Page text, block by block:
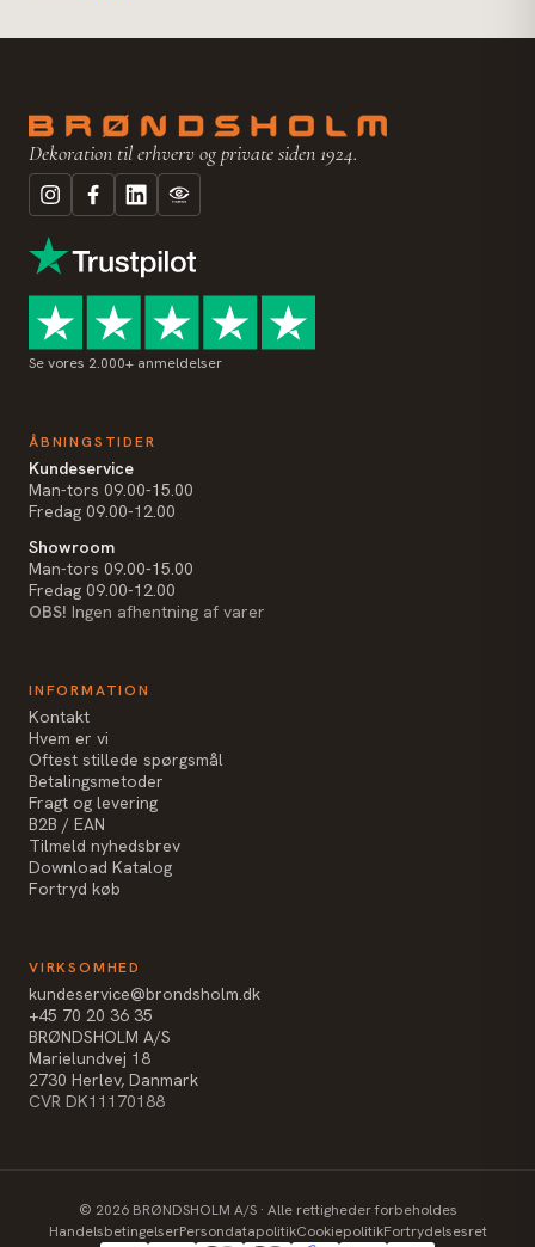
Dekoration til erhverv og private siden 1924.
Se vores 2.000+ anmeldelser
ÅBNINGSTIDER
Kundeservice
Man-tors 09.00-15.00
Fredag 09.00-12.00
Showroom
Man-tors 09.00-15.00
Fredag 09.00-12.00
OBS! Ingen afhentning af varer
INFORMATION
Kontakt
Hvem er vi
Oftest stillede spørgsmål
Betalingsmetoder
Fragt og levering
B2B / EAN
Tilmeld nyhedsbrev
Download Katalog
Fortryd køb
VIRKSOMHED
kundeservice@brondsholm.dk
+45 70 20 36 35
BRØNDSHOLM A/S
Marielundvej 18
2730 Herlev, Danmark
CVR DK11170188
© 2026BRØNDSHOLM A/S · Alle rettigheder forbeholdes
HandelsbetingelserPersondatapolitikCookiepolitikFortrydelsesret